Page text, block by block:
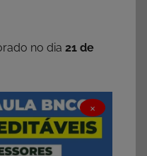
no dia 21 de
×